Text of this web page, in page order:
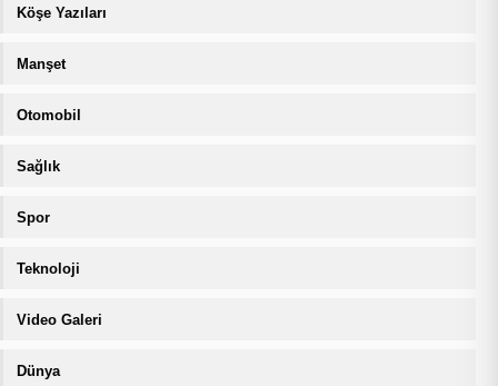
Köşe Yazıları
Manşet
Otomobil
Sağlık
Spor
Teknoloji
Video Galeri
Dünya